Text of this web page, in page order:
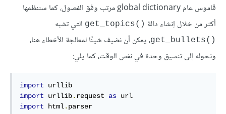
قاموس عام global dictionary مرتب وفق الفصول، كما سننظمها
أكثر من خلال إنشاء دالة get_topics()‎ التي تشبه
get_bullets()‎، يمكن أن نضيف شيئًا لمعالجة الأخطاء هنا،
ونحوله إلى تنسيق وحدة في نفس الوقت، كما يلي:
import
import urllib. request as
import html. parser